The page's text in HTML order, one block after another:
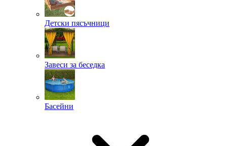
Детски пясъчници
Завеси за беседка
Басейни